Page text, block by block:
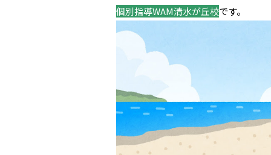
個別指導WAM清水が丘校です。